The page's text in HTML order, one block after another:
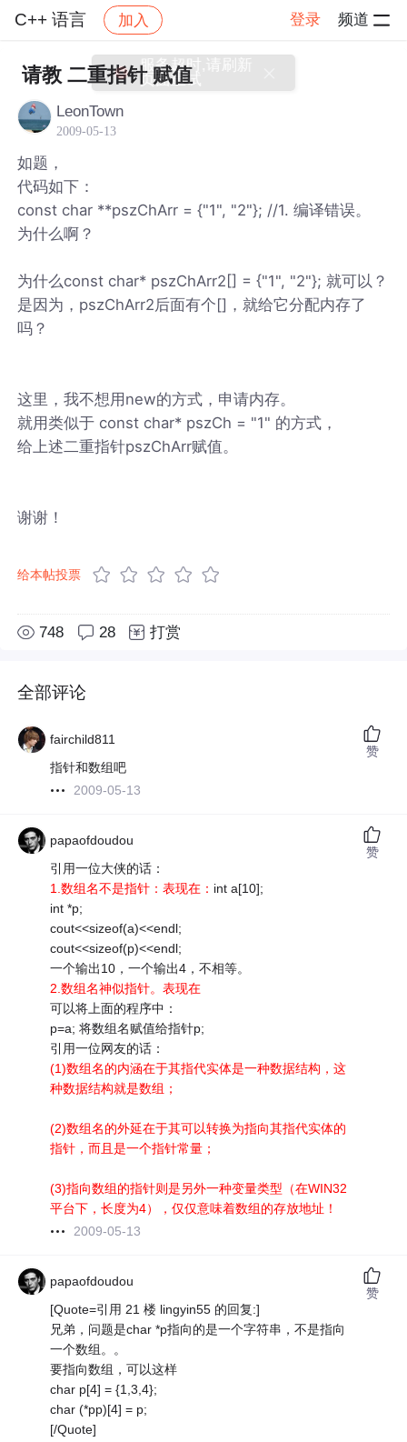
C++ 语言 加入 登录 频道
社区 C++ 语言 帖子详情
请教 二重指针 赋值
LeonTown
2009-05-13
如题，
代码如下：
const char **pszChArr = {"1", "2"}; //1. 编译错误。
为什么啊？
为什么const char* pszChArr2[] = {"1", "2"}; 就可以？
是因为，pszChArr2后面有个[]，就给它分配内存了
吗？
这里，我不想用new的方式，申请内存。
就用类似于 const char* pszCh = "1" 的方式，
给上述二重指针pszChArr赋值。
谢谢！
给本帖投票
748 28 打赏
全部评论
fairchild811
指针和数组吧
2009-05-13
赞
papaofdoudou
引用一位大侠的话：
1.数组名不是指针：表现在： int a[10];
int *p;
cout<<sizeof(a)<<endl;
cout<<sizeof(p)<<endl;
一个输出10，一个输出4，不相等。
2.数组名神似指针。表现在
可以将上面的程序中：
p=a; 将数组名赋值给指针p;
引用一位网友的话：
(1)数组名的内涵在于其指代实体是一种数据结构，这
种数据结构就是数组；
(2)数组名的外延在于其可以转换为指向其指代实体的
指针，而且是一个指针常量；
(3)指向数组的指针则是另外一种变量类型（在WIN32
平台下，长度为4），仅仅意味着数组的存放地址！
2009-05-13
赞
papaofdoudou
[Quote=引用 21 楼 lingyin55 的回复:]
兄弟，问题是char *p指向的是一个字符串，不是指向
一个数组。。
要指向数组，可以这样
char p[4] = {1,3,4};
char (*pp)[4] = p;
[/Quote]
赞